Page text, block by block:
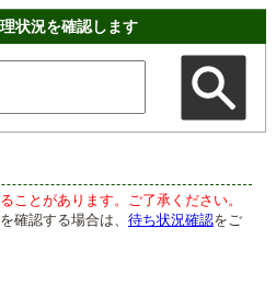
状況
状況を確認します
ことがあります。ご了承ください。
確認する場合は、 待ち状況確認をご